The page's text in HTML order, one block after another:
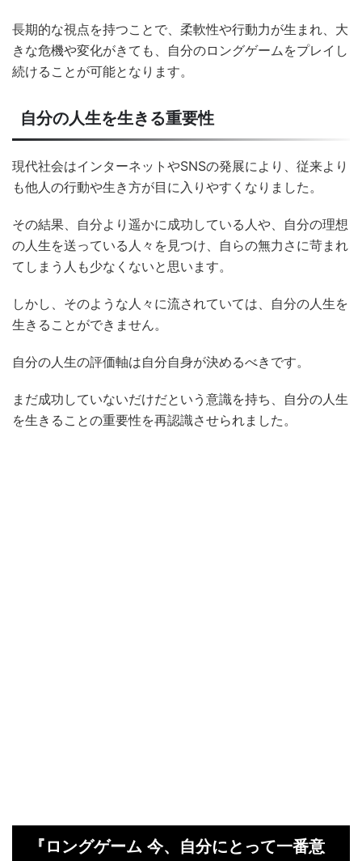
長期的な視点を持つことで、柔軟性や行動力が生まれ、大
きな危機や変化がきても、自分のロングゲームをプレイし
続けることが可能となります。
自分の人生を生きる重要性
現代社会はインターネットやSNSの発展により、従来より
も他人の行動や生き方が目に入りやすくなりました。
その結果、自分より遥かに成功している人や、自分の理想
の人生を送っている人々を見つけ、自らの無力さに苛まれ
てしまう人も少なくないと思います。
しかし、そのような人々に流されていては、自分の人生を
生きることができません。
自分の人生の評価軸は自分自身が決めるべきです。
まだ成功していないだけだという意識を持ち、自分の人生
を生きることの重要性を再認識させられました。
『ロングゲーム 今、自分にとって一番意